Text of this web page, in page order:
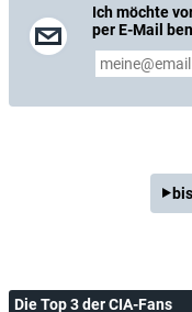
Ich möchte
per E-Mail
Die Top 3 der CIA-Fans